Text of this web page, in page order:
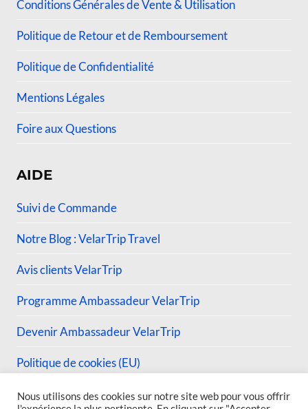
Conditions Générales de Vente & Utilisation
Politique de Retour et de Remboursement
Politique de Confidentialité
Mentions Légales
Foire aux Questions
AIDE
Suivi de Commande
Notre Blog : VelarTrip Travel
Avis clients VelarTrip
Programme Ambassadeur VelarTrip
Devenir Ambassadeur VelarTrip
Politique de cookies (EU)
Nous utilisons des cookies sur notre site web pour vous offrir